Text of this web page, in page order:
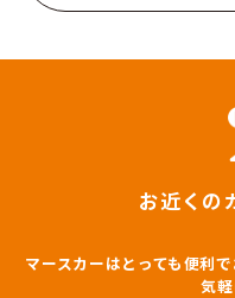
お近くの
マースカーはとっても便利
気軽